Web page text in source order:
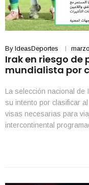
By IdeasDeportes
Irak en riesgo de
mundialista por
La selección nacional de
su intento por clasificar
visas necesarias para
intercontinental